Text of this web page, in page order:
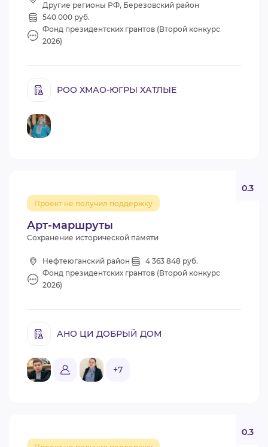
Другие регионы РФ, Березовский район
540 000 руб.
Фонд президентских грантов (Второй конкурс
2026)
РОО ХМАО-ЮГРЫ ХАТЛЫЕ
Арт-маршруты
Проект не получил поддержку
0.3
Сохранение исторической памяти
Нефтеюганский район
4 363 848 руб.
Фонд президентских грантов (Второй конкурс
2026)
АНО ЦИ ДОБРЫЙ ДОМ
+7
0.3